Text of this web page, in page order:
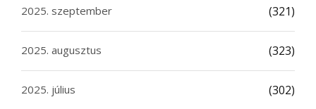
2025. szeptember (321)
2025. augusztus (323)
2025. július (302)